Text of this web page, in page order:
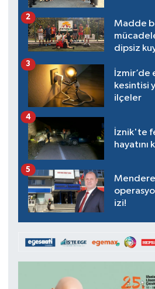
Madde
dipsiz
2
kesintisi
ilçeler
3
İznik'te
hayatını
4
izi!
5